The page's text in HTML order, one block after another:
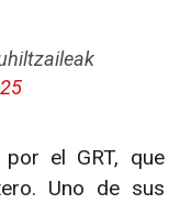
el GRT, que
Uno de sus